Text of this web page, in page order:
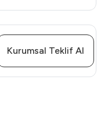
Kurumsal Teklif Al